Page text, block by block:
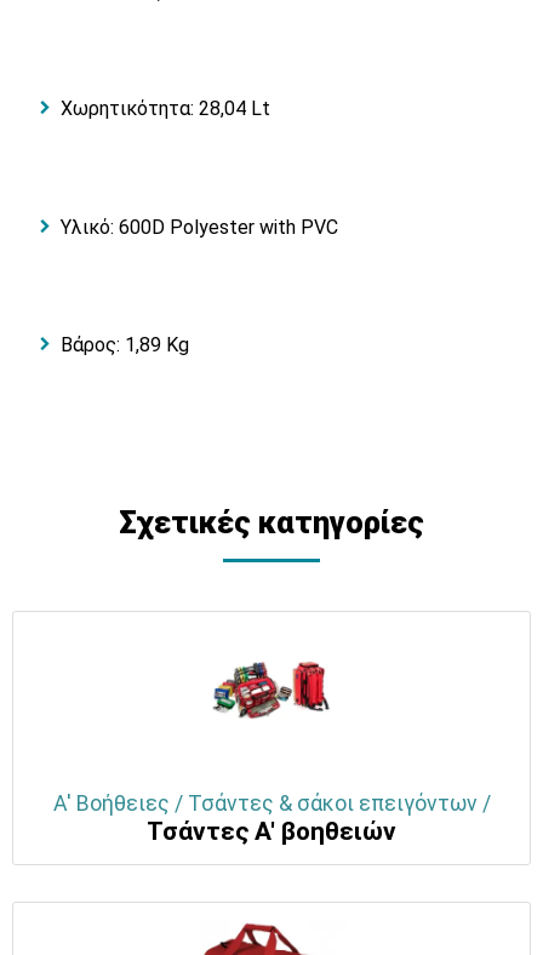
Χωρητικότητα: 28,04 Lt
Υλικό: 600D Polyester with PVC
Βάρος: 1,89 Kg
Σχετικές κατηγορίες
Α' Βοήθειες / Τσάντες & σάκοι επειγόντων /
Τσάντες Α' βοηθειών